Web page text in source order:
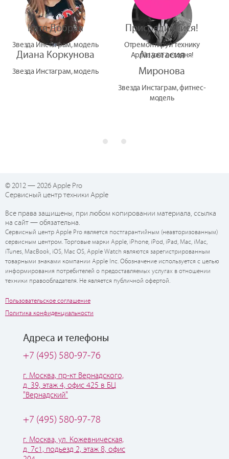
Диана Коркунова
Звезда Инстаграм, модель
Анастасия
Миронова
Звезда Инстаграм, фитнес-
модель
Катя Добрая
Звезда Инстаграм, модель
Присоединяйся!
Отремонтируй технику
Apple уже сегодня!
© 2012 — 2026 Apple Pro
Сервисный центр техники Apple
Все права защищены, при любом копировании материала, ссылка
на сайт — обязательна.
Сервисный центр Apple Pro является постгарантийным (неавторизованным)
сервисным центром. Торговые марки Apple, iPhone, iPod, iPad, Mac, iMac,
iTunes, MacBook, iOS, Mac OS, Apple Watch являются зарегистрированным
товарными знаками компании Apple Inc. Обозначение используется с целью
информирования потребителей о предоставляемых услугах в отношении
техники правообладателя. Не является публичной офертой.
Пользовательское соглашение
Политика конфиденциальности
Адреса и телефоны
+7 (495) 580-97-76
г. Москва, пр-кт Вернадского,
д. 39, этаж 4, офис 425 в БЦ
"Вернадский"
+7 (495) 580-97-78
г. Москва, ул. Кожевническая,
д. 7с1, подьезд 2, этаж 8, офис